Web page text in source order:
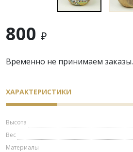
800 ₽
Временно не принимаем заказы.
ХАРАКТЕРИСТИКИ
Высота
Вес
Материалы